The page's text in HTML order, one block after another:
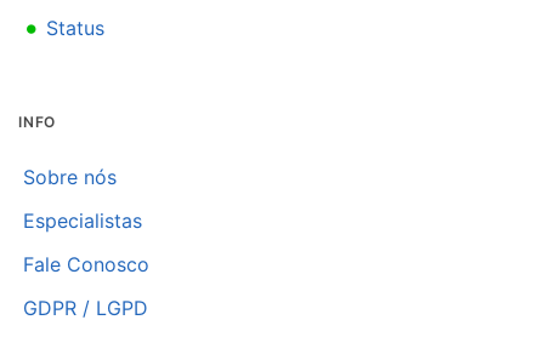
• Status
INFO
Sobre nós
Especialistas
Fale Conosco
GDPR / LGPD